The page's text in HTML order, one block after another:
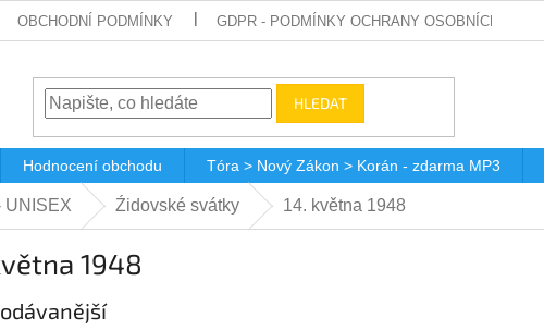
OBCHODNÍ PODMÍNKY GDPR - PODMÍNKY OCHRANY OSOBNÍCH ÚDAJŮ
HLEDAT
Hodnocení obchodu Tóra > Nový Zákon > Korán - zdarma MP3
UNISEX Źidovské svátky 14. května 1948
1948